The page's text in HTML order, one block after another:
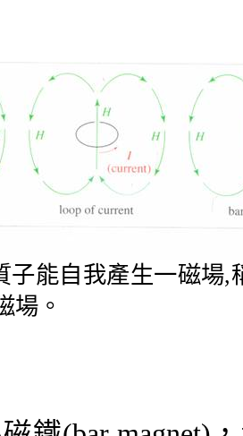
子能自我產生一磁場,
場。